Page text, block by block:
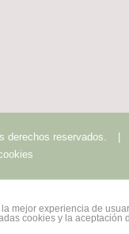
derechos reservados.
|
mejor experiencia de
cookies y la aceptación